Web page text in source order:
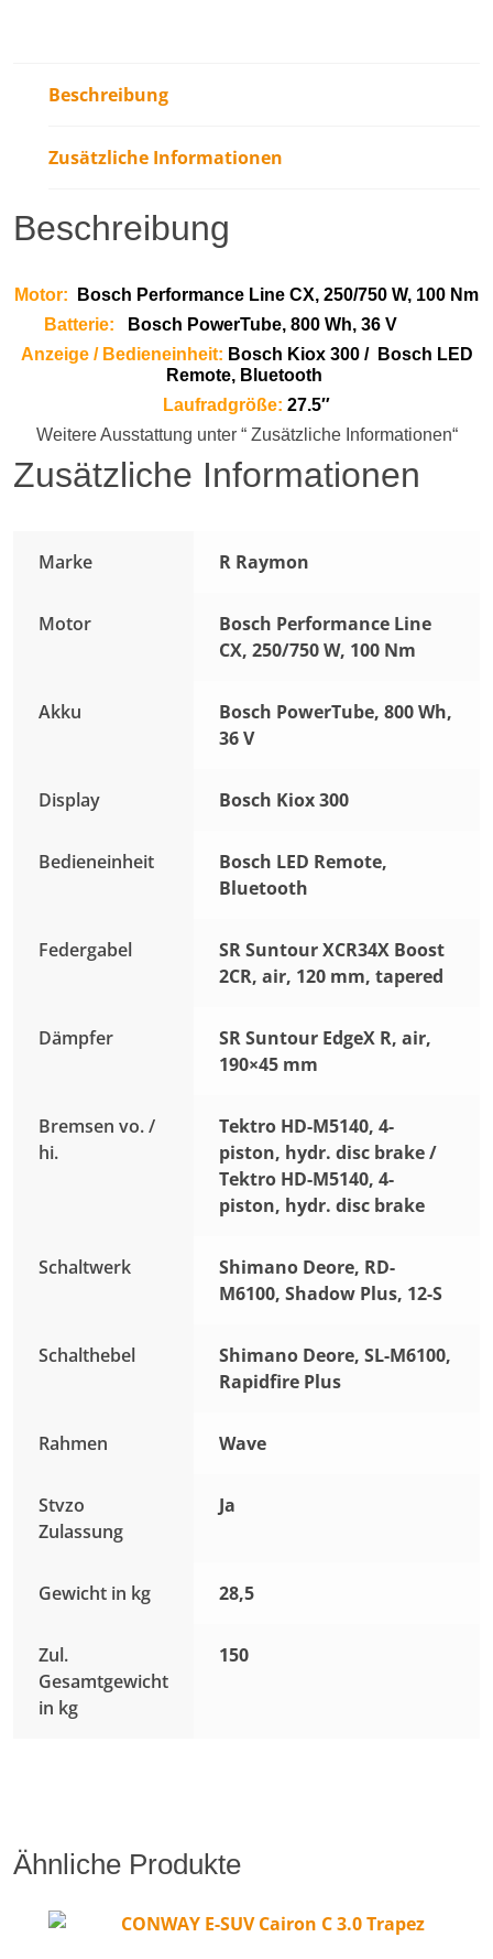
Beschreibung
Zusätzliche Informationen
Beschreibung
Motor:
Bosch Performance Line CX, 250/750 W, 100 Nm
Batterie:
Bosch PowerTube, 800 Wh, 36 V
Anzeige / Bedieneinheit: Bosch Kiox 300 / Bosch LED
Remote, Bluetooth
Laufradgröße: 27.5″
Weitere Ausstattung unter “ Zusätzliche Informationen“
Zusätzliche Informationen
Marke R Raymon
Motor
Bosch Performance Line
CX, 250/750 W, 100 Nm
Akku
Bosch PowerTube, 800 Wh,
36 V
Display Bosch Kiox 300
Bedieneinheit
Bosch LED Remote,
Bluetooth
Federgabel
SR Suntour XCR34X Boost
2CR, air, 120 mm, tapered
Dämpfer
SR Suntour EdgeX R, air,
190×45 mm
Bremsen vo. /
hi.
Tektro HD-M5140, 4-
piston, hydr. disc brake /
Tektro HD-M5140, 4-
piston, hydr. disc brake
Schaltwerk
Shimano Deore, RD-
M6100, Shadow Plus, 12-S
Schalthebel
Shimano Deore, SL-M6100,
Rapidfire Plus
Rahmen Wave
Stvzo
Zulassung
Ja
Gewicht in kg 28,5
Zul.
Gesamtgewicht
in kg
150
Ähnliche Produkte